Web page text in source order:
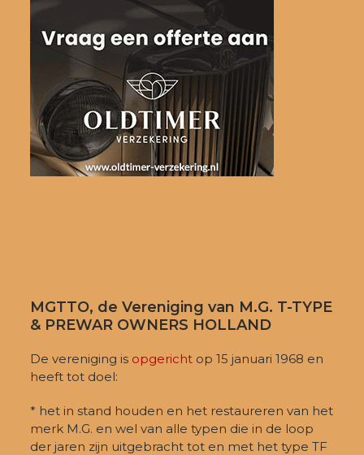
MGTTO, de Vereniging van M.G. T-TYPE
& PREWAR OWNERS HOLLAND
De vereniging is opgericht op 15 januari 1968 en
heeft tot doel:
* het in stand houden en het restaureren van het
merk M.G. en wel van alle typen die in de loop
der jaren zijn uitgebracht tot en met het type TF